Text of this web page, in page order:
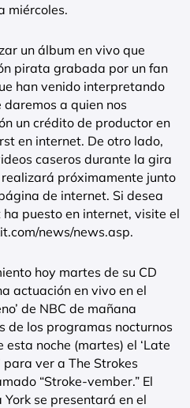
miércoles.
un álbum en vivo que
pirata grabada por un fan
han venido interpretando
daremos a quien nos
un crédito de productor en
en internet. De otro lado,
caseros durante la gira
próximamente junto
de internet. Si desea
puesto en internet, visite el
news/news.asp.
hoy martes de su CD
actuación en vivo en el
de NBC de mañana
de los programas nocturnos
noche (martes) el ‘Late
para ver a The Strokes
“Stroke-vember.” El
se presentará en el